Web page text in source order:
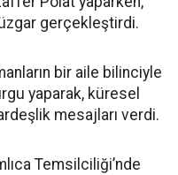
gerçekleştirdi.
bir aile bilinciyle
yaparak, küresel
mesajları verdi.
Temsilciliği’nde